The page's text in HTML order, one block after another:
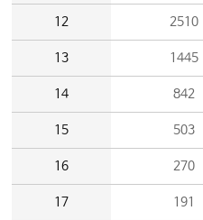
12 2510
13 1445
14 842
15 503
16 270
17 191